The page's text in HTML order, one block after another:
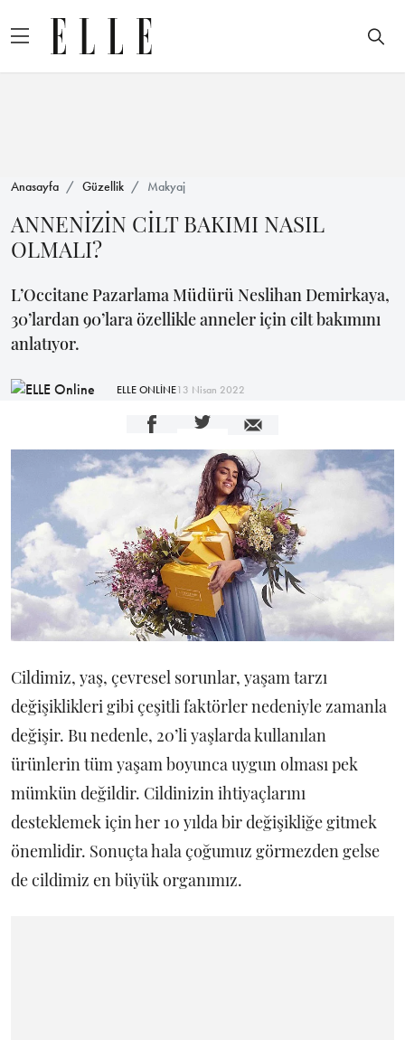
Anasayfa Güzellik Makyaj
ANNENİZİN CİLT BAKIMI NASIL
OLMALI?
L’Occitane Pazarlama Müdürü Neslihan Demirkaya,
30’lardan 90’lara özellikle anneler için cilt bakımını
anlatıyor.
ELLE ONLİNE13 Nisan 2022
Cildimiz, yaş, çevresel sorunlar, yaşam tarzı
değişiklikleri gibi çeşitli faktörler nedeniyle zamanla
değişir. Bu nedenle, 20’li yaşlarda kullanılan
ürünlerin tüm yaşam boyunca uygun olması pek
mümkün değildir. Cildinizin ihtiyaçlarını
desteklemek için her 10 yılda bir değişikliğe gitmek
önemlidir. Sonuçta hala çoğumuz görmezden gelse
de cildimiz en büyük organımız.